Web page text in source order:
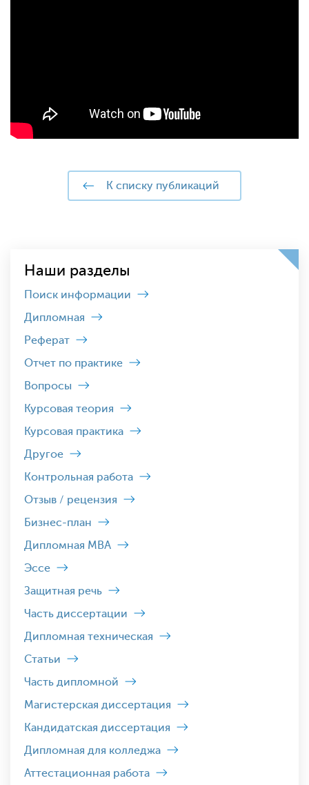
к списку публикаций
Наши разделы
Поиск информации
Дипломная
Реферат
Отчет по практике
Вопросы
Курсовая теория
Курсовая практика
Другое
Контрольная работа
Отзыв / рецензия
Бизнес-план
Дипломная MBA
Эссе
Защитная речь
Часть диссертации
Дипломная техническая
Статьи
Часть дипломной
Магистерская диссертация
Кандидатская диссертация
Дипломная для колледжа
Аттестационная работа